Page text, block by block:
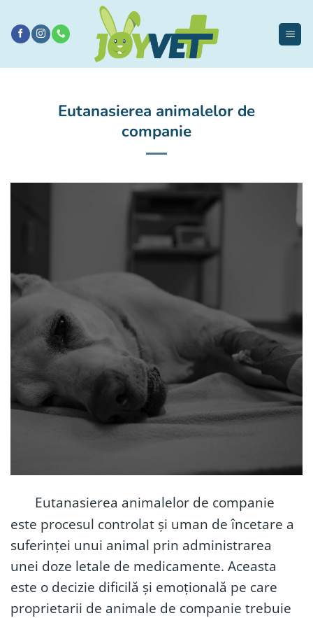
conținut
Eutanasierea animalelor de
companie
Eutanasierea animalelor de companie
este procesul controlat și uman de încetare a
suferinței unui animal prin administrarea
unei doze letale de medicamente. Aceasta
este o decizie dificilă și emoțională pe care
proprietarii de animale de companie trebuie